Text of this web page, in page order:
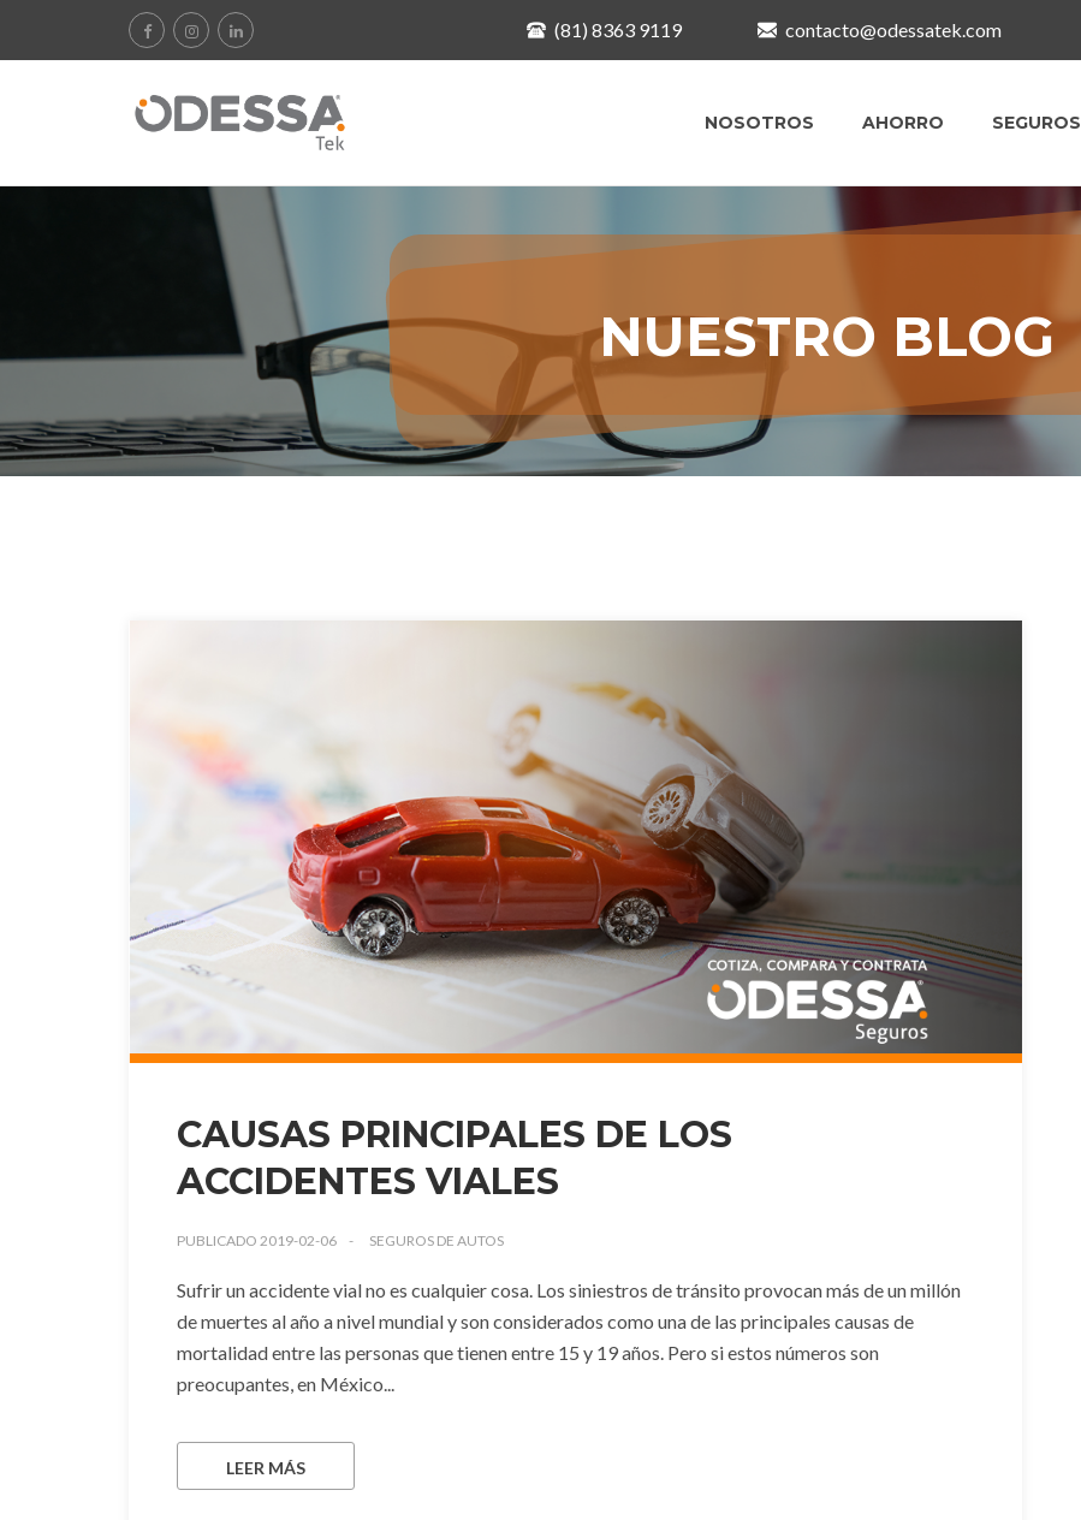
(81) 8363 9119 contacto@odessatek.com
NOSOTROS AHORRO SEGUROS
NUESTRO BLOG
CAUSAS PRINCIPALES DE LOS
ACCIDENTES VIALES
PUBLICADO 2019-02-06 SEGUROS DE AUTOS
Sufrir un accidente vial no es cualquier cosa. Los siniestros de tránsito provocan más de un millón
de muertes al año a nivel mundial y son considerados como una de las principales causas de
mortalidad entre las personas que tienen entre 15 y 19 años. Pero si estos números son
preocupantes, en México...
LEER MÁS